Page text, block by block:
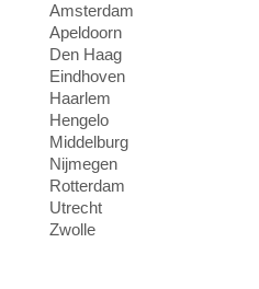
Amsterdam
Apeldoorn
Den Haag
Eindhoven
Haarlem
Hengelo
Middelburg
Nijmegen
Rotterdam
Utrecht
Zwolle